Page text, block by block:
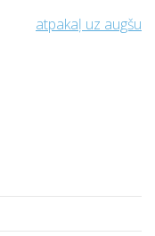
atpakaļ uz augšu